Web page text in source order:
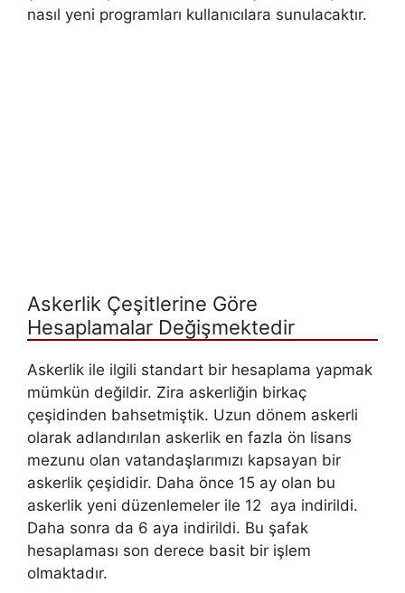
nasıl yeni programları kullanıcılara sunulacaktır.
Askerlik Çeşitlerine Göre
Hesaplamalar Değişmektedir
Askerlik ile ilgili standart bir hesaplama yapmak
mümkün değildir. Zira askerliğin birkaç
çeşidinden bahsetmiştik. Uzun dönem askerli
olarak adlandırılan askerlik en fazla ön lisans
mezunu olan vatandaşlarımızı kapsayan bir
askerlik çeşididir. Daha önce 15 ay olan bu
askerlik yeni düzenlemeler ile 12 aya indirildi.
Daha sonra da 6 aya indirildi. Bu şafak
hesaplaması son derece basit bir işlem
olmaktadır.